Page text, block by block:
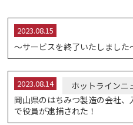
2023.08.15
～サービスを終了いたしました
2023.08.14
ホットラインニ
岡山県のはちみつ製造の会社
で役員が逮捕された！